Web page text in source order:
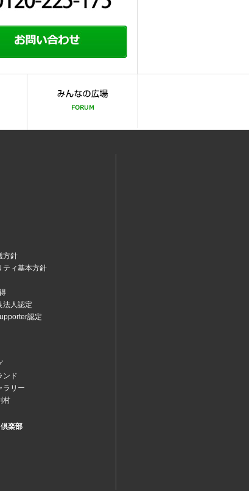
方針
ティ基本方針
法人認定
認定
ンド
ラリー
村
楽部